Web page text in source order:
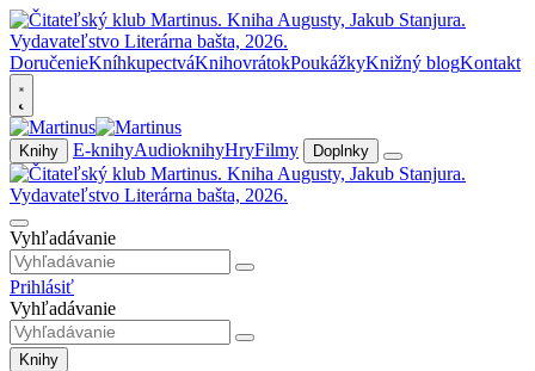
DoručenieKníhkupectváKnihovrátokPoukážkyKnižný blogKontakt
Knihy E-knihyAudioknihyHryFilmy Doplnky
Vyhľadávanie
Prihlásiť
Vyhľadávanie
Knihy